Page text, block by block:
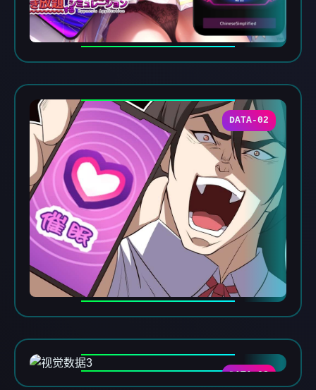
DATA-02
DATA-03